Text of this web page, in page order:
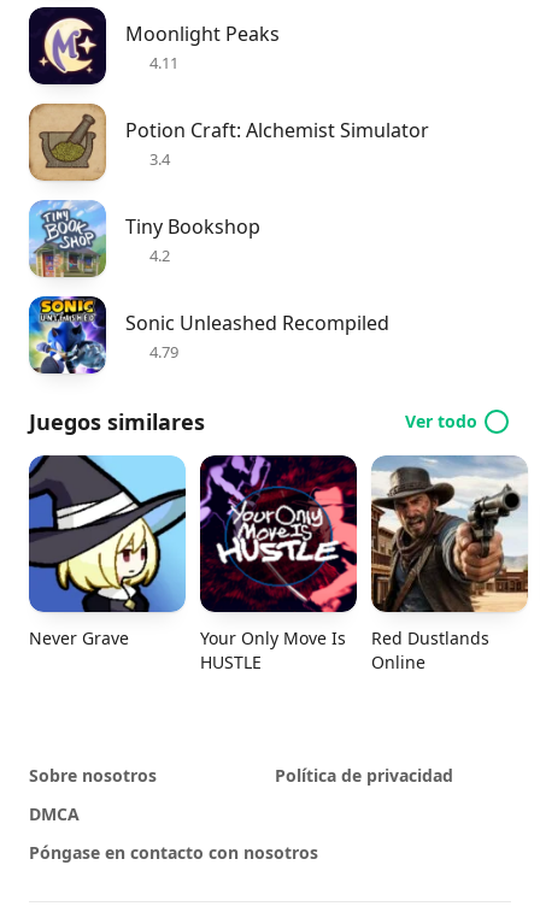
Moonlight Peaks
4.11
Potion Craft: Alchemist Simulator
3.4
Tiny Bookshop
4.2
Sonic Unleashed Recompiled
4.79
Juegos similares Ver todo
Never Grave
Your Only Move Is
HUSTLE
Red Dustlands
Online
Sobre nosotros
Política de privacidad
DMCA
Póngase en contacto con nosotros